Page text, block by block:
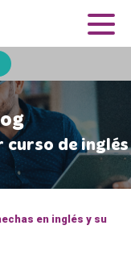
curso de inglés
en inglés y su